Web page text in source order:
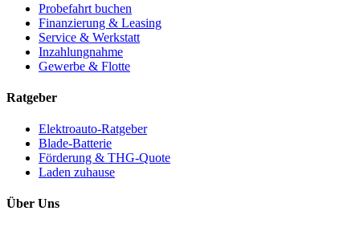
Probefahrt buchen
Finanzierung & Leasing
Service & Werkstatt
Inzahlungnahme
Gewerbe & Flotte
Ratgeber
Elektroauto-Ratgeber
Blade-Batterie
Förderung & THG-Quote
Laden zuhause
Über Uns